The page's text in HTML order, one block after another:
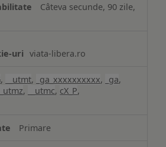
Câteva secunde, 90 zile,
viata-libera.ro
, __utmt, _ga_xxxxxxxxxx, _ga,
__utmz, __utmc, cX_P,
Primare